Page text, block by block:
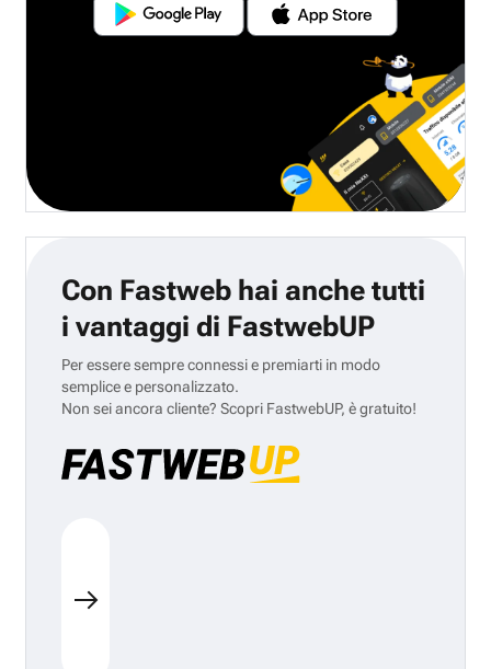
Con Fastweb hai anche tutti
i vantaggi di FastwebUP
Per essere sempre connessi e premiarti in modo
semplice e personalizzato.
Non sei ancora cliente? Scopri FastwebUP, è gratuito!